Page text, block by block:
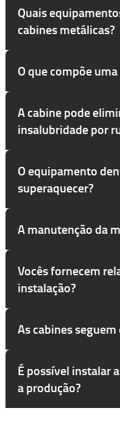
Quais
cabines metálicas?
O que compõe
A cabine pode
insalubridade por
O equipamento
superaquecer?
A manutenção da
Vocês fornecem
instalação?
As cabines
É possível instalar
a produção?